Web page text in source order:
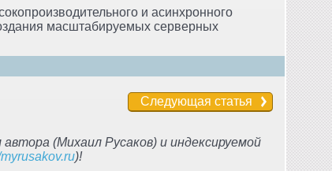
и асинхронного
масштабируемых серверных
Следующая статья
(Михаил Русаков) и индексируемой
)!